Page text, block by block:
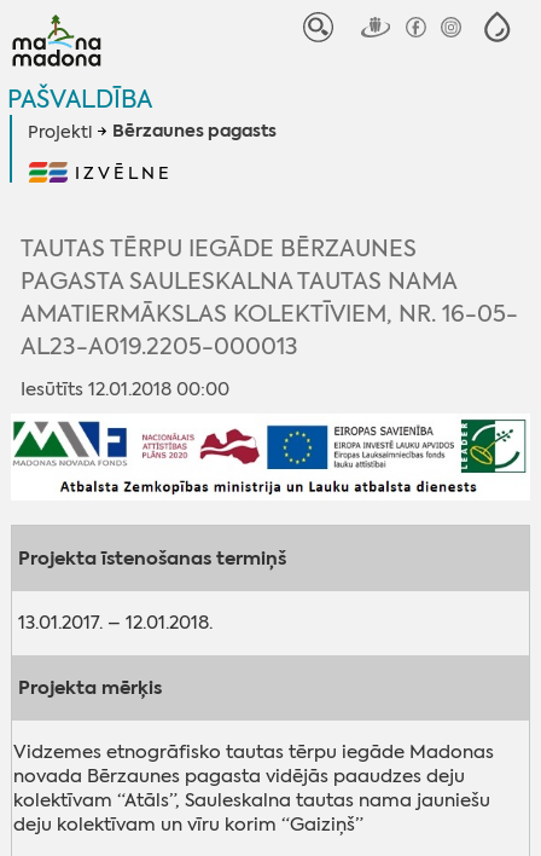
PAŠVALDĪBA
Projekti Bērzaunes pagasts
IZVĒLNE
TAUTAS TĒRPU IEGĀDE BĒRZAUNES
PAGASTA SAULESKALNA TAUTAS NAMA
AMATIERMĀKSLAS KOLEKTĪVIEM, NR. 16-05-
AL23-A019.2205-000013
Iesūtīts 12.01.2018 00:00
Projekta īstenošanas termiņš
13.01.2017. – 12.01.2018.
Projekta mērķis
Vidzemes etnogrāfisko tautas tērpu iegāde Madonas
novada Bērzaunes pagasta vidējās paaudzes deju
kolektīvam “Atāls”, Sauleskalna tautas nama jauniešu
deju kolektīvam un vīru korim “Gaiziņš”